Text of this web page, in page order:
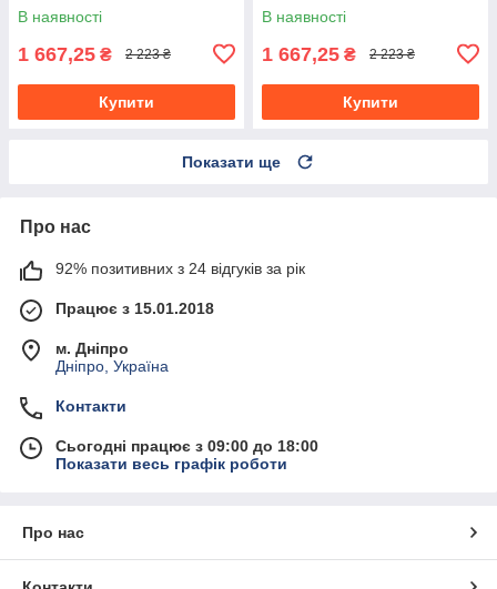
В наявності
1 667,25 ₴ 2 223 ₴
Купити
В наявності
1 667,25 ₴ 2 223 ₴
Купити
Показати ще
Про нас
92% позитивних з 24 відгуків за рік
Працює з 15.01.2018
м. Дніпро
Дніпро, Україна
Контакти
Сьогодні працює з 09:00 до 18:00
Показати весь графік роботи
Про нас